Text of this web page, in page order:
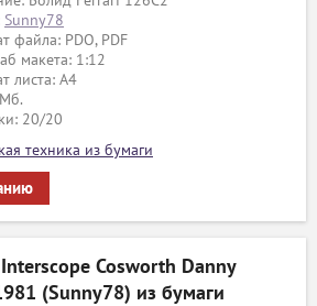
Sunny78
файла: PDO, PDF
макета: 1:12
листа: А4
20/20
техника из бумаги
Cosworth Danny
(Sunny78) из бумаги